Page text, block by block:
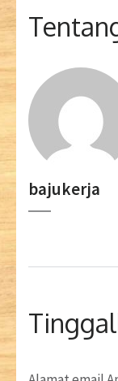
bajukerja